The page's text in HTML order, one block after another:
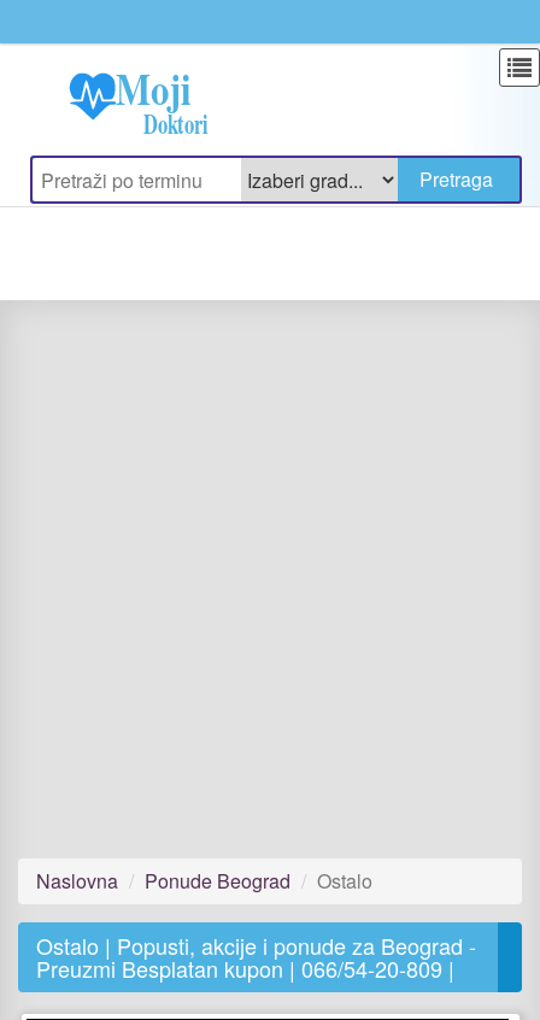
Naslovna Ponude Beograd Ostalo
Ostalo | Popusti, akcije i ponude za Beograd -
Preuzmi Besplatan kupon | 066/54-20-809 |